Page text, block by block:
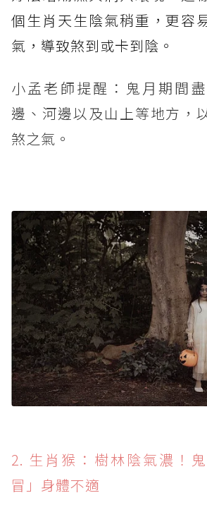
個生肖天生陰氣稍重，更容
氣，導致煞到或卡到陰。
小孟老師提醒：鬼月期間
邊、河邊以及山上等地方，
煞之氣。
2. 生肖猴：樹林陰氣濃！
冒」身體不適